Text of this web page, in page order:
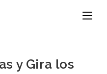
y Gira los